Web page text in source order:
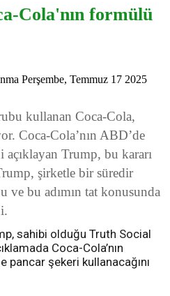
Cola'nın formülü
Perşembe, Temmuz 17 2025
kullanan Coca-Cola,
Coca-Cola’nın ABD’de
açıklayan Trump, bu kararı
şirketle bir süredir
ve bu adımın tat konusunda
sahibi olduğu Truth Social
Coca-Cola’nın
pancar şekeri kullanacağını